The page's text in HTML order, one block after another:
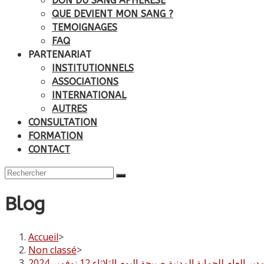
QUE DEVIENT MON SANG ?
TEMOIGNAGES
FAQ
PARTENARIAT
INSTITUTIONNELS
ASSOCIATIONS
INTERNATIONAL
AUTRES
CONSULTATION
FORMATION
CONTACT
Blog
Accueil>
Non classé>